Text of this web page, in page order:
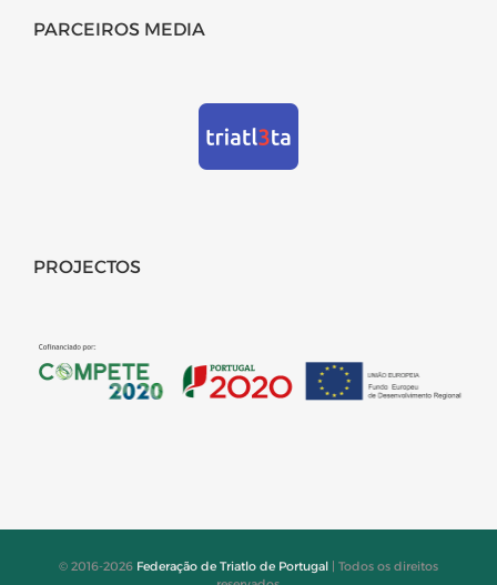
PARCEIROS MEDIA
PROJECTOS
© 2016-2026 Federação de Triatlo de Portugal | Todos os direitos